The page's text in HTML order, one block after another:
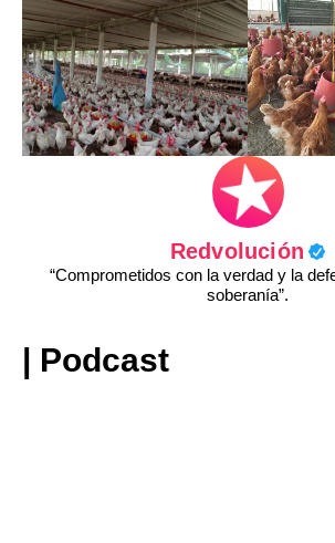
Redvolución
“Comprometidos con la verdad y la
soberanía”.
| Podcast